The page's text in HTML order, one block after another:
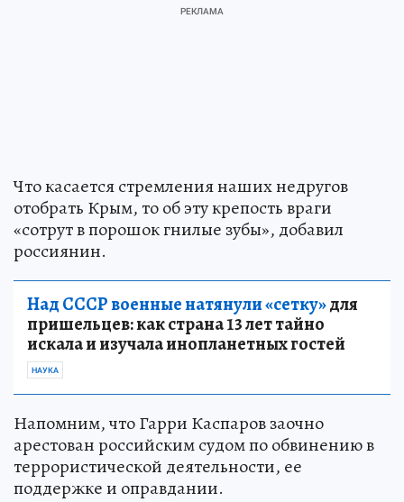
Что касается стремления наших недругов
отобрать Крым, то об эту крепость враги
«сотрут в порошок гнилые зубы», добавил
россиянин.
Над СССР военные натянули «сетку»для
пришельцев: как страна 13 лет тайно
искала и изучала инопланетных гостей
НАУКА
Напомним, что Гарри Каспаров заочно
арестован российским судом по обвинению в
террористической деятельности, ее
поддержке и оправдании.